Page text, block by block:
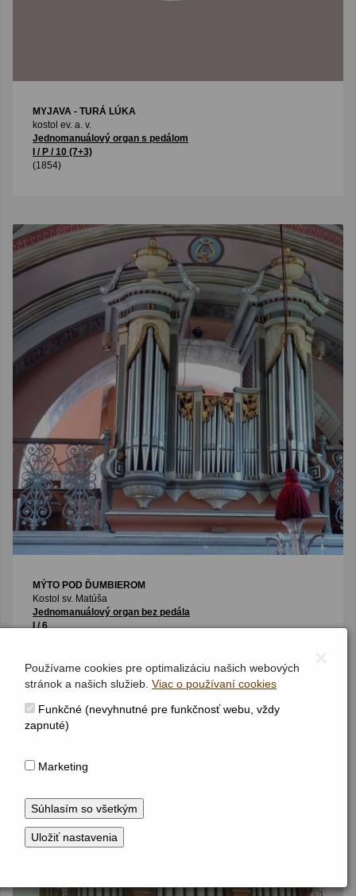
MYJAVA - TURÁ LÚKA
kostol ev. a. v.
Jednomanuálový organ s pedálom
I / P / 10 (7+3)
(1854)
MÝTO POD ĎUMBIEROM
Kostol sv. Matúša
Jednomanuálový organ bez pedála
I / 6
Používame cookies pre optimalizáciu našich webových
stránok a našich služieb. Viac o používaní cookies
Funkčné (nevyhnutné pre funkčnosť webu, vždy
zapnuté)
Marketing